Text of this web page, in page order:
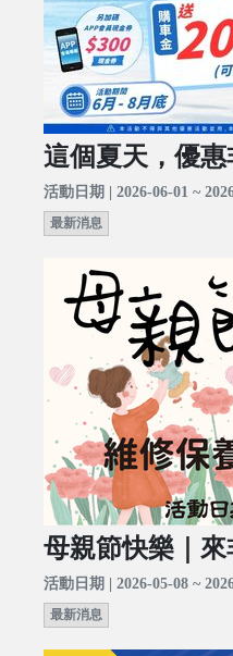
這個夏天，優惠
活動日期 | 2026-06-01 ~
最新消息
母親節快樂｜
活動日期 | 2026-05-08 ~
最新消息